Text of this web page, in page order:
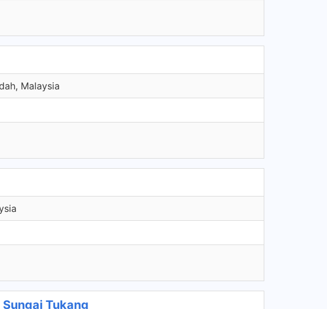
Malaysia
Tukang